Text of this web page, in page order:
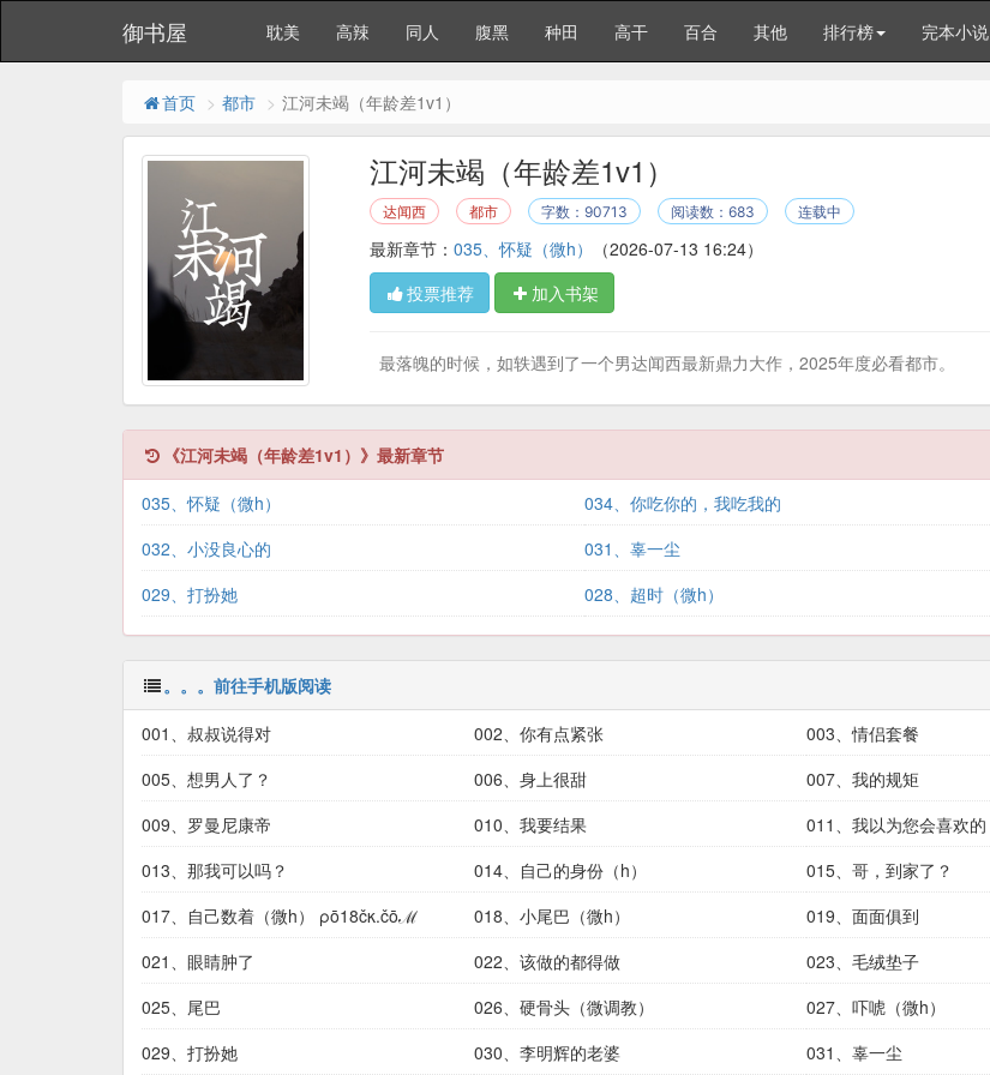
御书屋 耽美 高辣 同人 腹黑 种田 高干 百合 其他 排行榜 完本小说
首页 都市 江河未竭（年龄差1v1）
江河未竭（年龄差1v1）
达闻西 都市 字数：90713 阅读数：683 连载中
最新章节： 035、怀疑（微h）
（2026-07-13 16:24）
投票推荐
加入书架
最落魄的时候，如轶遇到了一个男达闻西最新鼎力大作，2025年度必看都市。
《江河未竭（年龄差1v1）》最新章节
035、怀疑（微h）
034、你吃你的，我吃我的
032、小没良心的
031、辜一尘
029、打扮她
028、超时（微h）
。。。前往手机版阅读
001、叔叔说得对
002、你有点紧张 003、情侣套餐
005、想男人了？
006、身上很甜 007、我的规矩
009、罗曼尼康帝
010、我要结果 011、我以为您会喜欢的
013、那我可以吗？
014、自己的身份（h） 015、哥，到家了？
017、自己数着（微h） ρō18čκ.čōℳ
018、小尾巴（微h） 019、面面俱到
021、眼睛肿了
022、该做的都得做 023、毛绒垫子
025、尾巴
026、硬骨头（微调教） 027、吓唬（微h）
029、打扮她
030、李明辉的老婆 031、辜一尘